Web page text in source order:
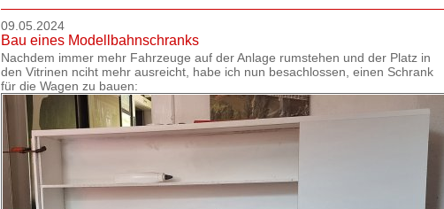
09.05.2024
Bau eines Modellbahnschranks
Nachdem immer mehr Fahrzeuge auf der Anlage rumstehen und der Platz in
den Vitrinen nciht mehr ausreicht, habe ich nun besachlossen, einen Schrank
für die Wagen zu bauen: